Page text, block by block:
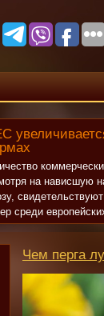
на нависшую
среди
Чем перга